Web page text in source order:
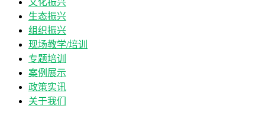
生态振兴
组织振兴
现场教学/培训
专题培训
案例展示
政策实讯
关于我们